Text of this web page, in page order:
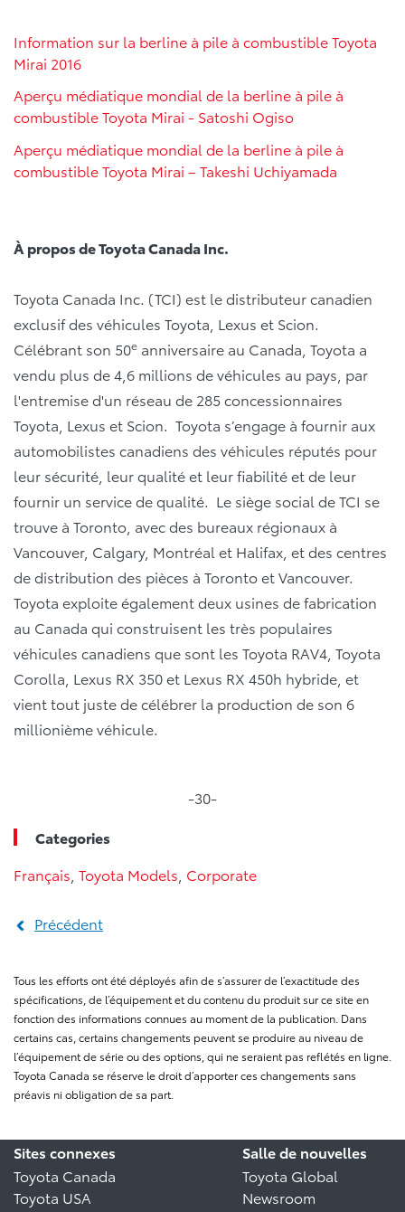
Information sur la berline à pile à combustible Toyota
Mirai 2016
Aperçu médiatique mondial de la berline à pile à
combustible Toyota Mirai - Satoshi Ogiso
Aperçu médiatique mondial de la berline à pile à
combustible Toyota Mirai – Takeshi Uchiyamada
À propos de Toyota Canada Inc.
Toyota Canada Inc. (TCI) est le distributeur canadien
exclusif des véhicules Toyota, Lexus et Scion.
Célébrant son 50e anniversaire au Canada, Toyota a
vendu plus de 4,6 millions de véhicules au pays, par
l'entremise d'un réseau de 285 concessionnaires
Toyota, Lexus et Scion. Toyota s’engage à fournir aux
automobilistes canadiens des véhicules réputés pour
leur sécurité, leur qualité et leur fiabilité et de leur
fournir un service de qualité. Le siège social de TCI se
trouve à Toronto, avec des bureaux régionaux à
Vancouver, Calgary, Montréal et Halifax, et des centres
de distribution des pièces à Toronto et Vancouver.
Toyota exploite également deux usines de fabrication
au Canada qui construisent les très populaires
véhicules canadiens que sont les Toyota RAV4, Toyota
Corolla, Lexus RX 350 et Lexus RX 450h hybride, et
vient tout juste de célébrer la production de son 6
millionième véhicule.
-30-
Categories
Français Toyota Models Corporate
Précédent
Tous les efforts ont été déployés afin de s’assurer de l’exactitude des
spécifications, de l’équipement et du contenu du produit sur ce site en
fonction des informations connues au moment de la publication. Dans
certains cas, certains changements peuvent se produire au niveau de
l’équipement de série ou des options, qui ne seraient pas reflétés en ligne.
Toyota Canada se réserve le droit d’apporter ces changements sans
préavis ni obligation de sa part.
Sites connexes
Toyota Canada
Toyota USA
Salle de nouvelles
Toyota Global
Newsroom